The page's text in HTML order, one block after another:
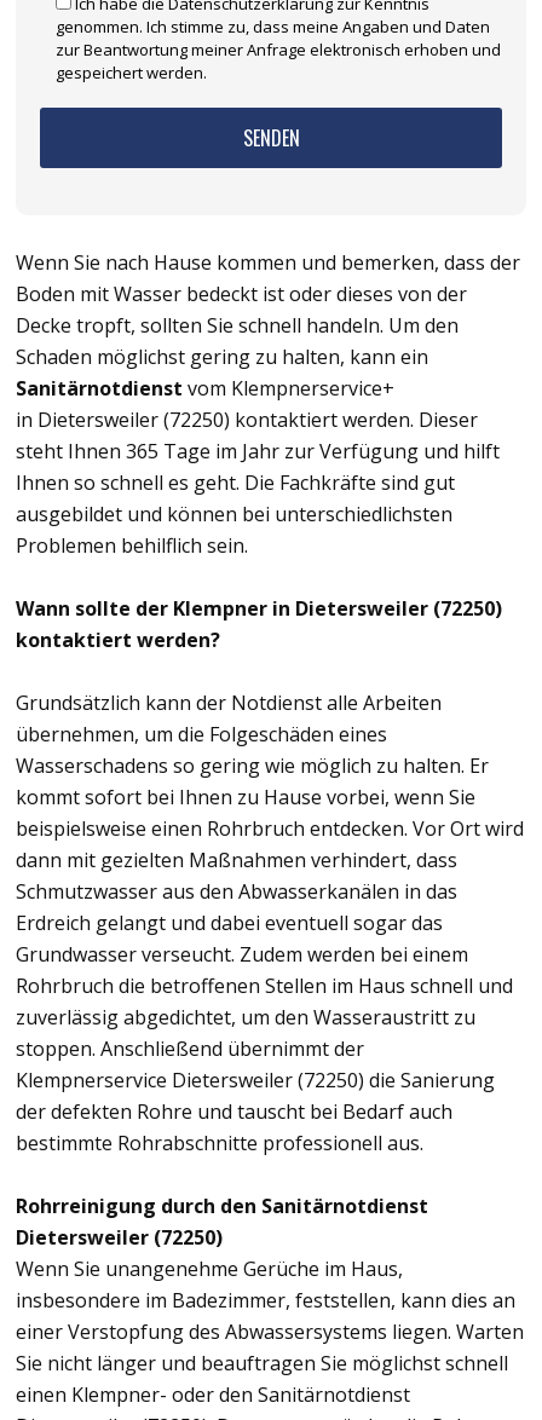
genommen. Ich stimme zu, dass meine Angaben und Daten
zur Beantwortung meiner Anfrage elektronisch erhoben und
gespeichert werden.
Wenn Sie nach Hause kommen und bemerken, dass der
Boden mit Wasser bedeckt ist oder dieses von der
Decke tropft, sollten Sie schnell handeln. Um den
Schaden möglichst gering zu halten, kann ein
Sanitärnotdienst vom Klempnerservice+
in Dietersweiler (72250) kontaktiert werden. Dieser
steht Ihnen 365 Tage im Jahr zur Verfügung und hilft
Ihnen so schnell es geht. Die Fachkräfte sind gut
ausgebildet und können bei unterschiedlichsten
Problemen behilflich sein.
Wann sollte der Klempner in Dietersweiler (72250)
kontaktiert werden?
Grundsätzlich kann der Notdienst alle Arbeiten
übernehmen, um die Folgeschäden eines
Wasserschadens so gering wie möglich zu halten. Er
kommt sofort bei Ihnen zu Hause vorbei, wenn Sie
beispielsweise einen Rohrbruch entdecken. Vor Ort wird
dann mit gezielten Maßnahmen verhindert, dass
Schmutzwasser aus den Abwasserkanälen in das
Erdreich gelangt und dabei eventuell sogar das
Grundwasser verseucht. Zudem werden bei einem
Rohrbruch die betroffenen Stellen im Haus schnell und
zuverlässig abgedichtet, um den Wasseraustritt zu
stoppen. Anschließend übernimmt der
Klempnerservice Dietersweiler (72250) die Sanierung
der defekten Rohre und tauscht bei Bedarf auch
bestimmte Rohrabschnitte professionell aus.
Rohrreinigung durch den Sanitärnotdienst
Dietersweiler (72250)
Wenn Sie unangenehme Gerüche im Haus,
insbesondere im Badezimmer, feststellen, kann dies an
einer Verstopfung des Abwassersystems liegen. Warten
Sie nicht länger und beauftragen Sie möglichst schnell
einen Klempner- oder den Sanitärnotdienst